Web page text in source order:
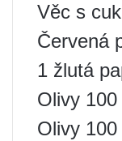
Věc s
Červená
1 žlutá
Olivy 100
Olivy 100